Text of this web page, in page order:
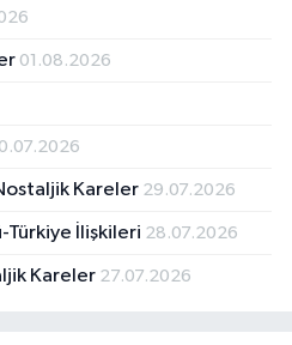
01.08.2026
Kareler 29.07.2026
Türkiye İlişkileri 28.07.2026
Kareler 27.07.2026